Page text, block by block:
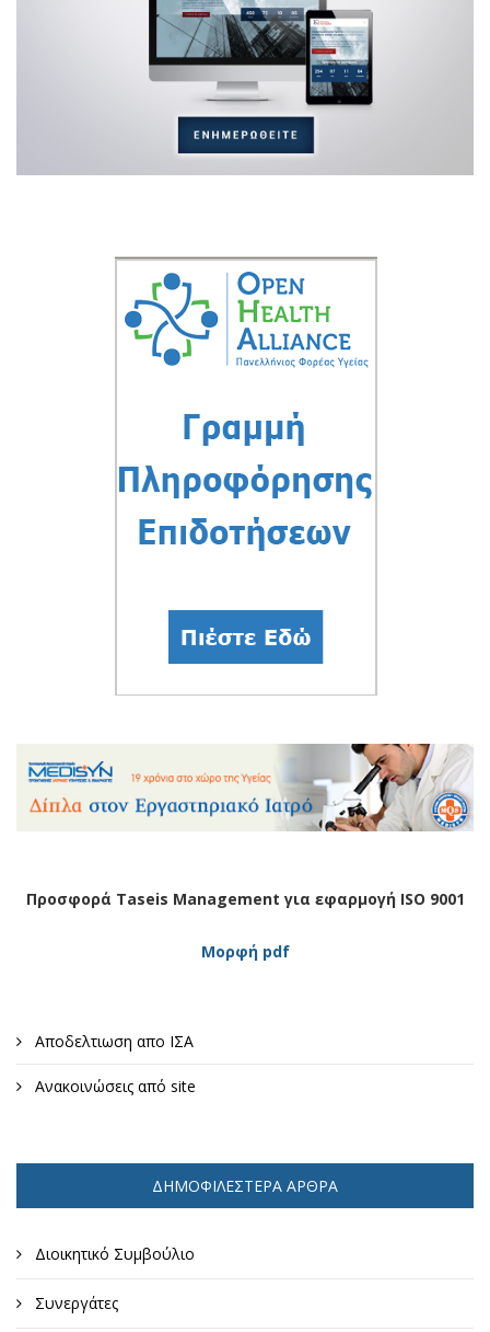
Προσφορά Taseis Management για εφαρμογή ISO 9001
Μορφή pdf
Αποδελτιωση απο ΙΣΑ
Ανακοινώσεις από site
ΔΗΜΟΦΙΛΈΣΤΕΡΑ ΆΡΘΡΑ
Διοικητικό Συμβούλιο
Συνεργάτες